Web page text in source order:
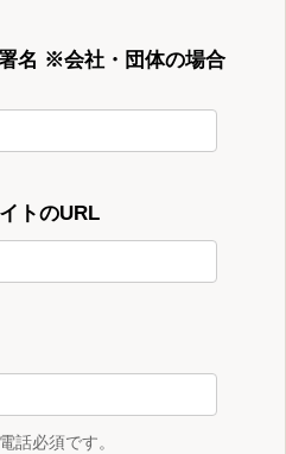
名 ※会社・団体の場合
トのURL
話必須です。